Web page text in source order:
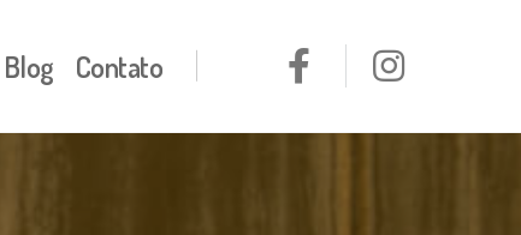
Blog Contato